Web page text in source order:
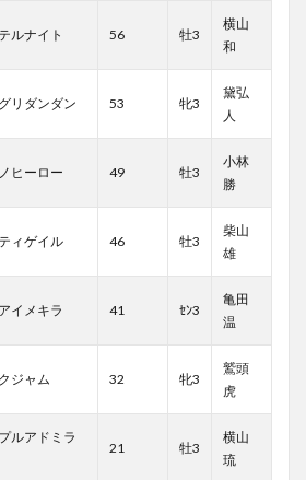
ルナイト 56 牡3
横山
和
リダンダン 53 牝3
黛弘
人
ヒーロー 49 牡3
小林
勝
ィゲイル 46 牡3
柴山
雄
イメキラ 41 ｾﾝ3
亀田
温
ジャム 32 牝3
鷲頭
虎
ルアドミラ
21 牡3
横山
琉